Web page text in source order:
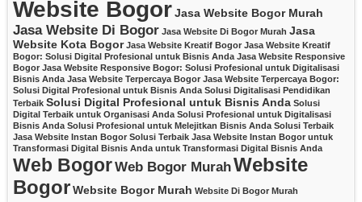
Website BogorJasa Website Bogor Murah
Jasa Website Di Bogor Jasa Website Di Bogor Murah Jasa
Website Kota Bogor Jasa Website Kreatif Bogor Jasa Website Kreatif
Bogor: Solusi Digital Profesional untuk Bisnis Anda Jasa Website Responsive
Bogor Jasa Website Responsive Bogor: Solusi Profesional untuk Digitalisasi
Bisnis Anda Jasa Website Terpercaya Bogor Jasa Website Terpercaya Bogor:
Solusi Digital Profesional untuk Bisnis Anda Solusi Digitalisasi Pendidikan
Terbaik Solusi Digital Profesional untuk Bisnis Anda Solusi
Digital Terbaik untuk Organisasi Anda Solusi Profesional untuk Digitalisasi
Bisnis Anda Solusi Profesional untuk Melejitkan Bisnis Anda Solusi Terbaik
Jasa Website Instan Bogor Solusi Terbaik Jasa Website Instan Bogor untuk
Transformasi Digital Bisnis Anda untuk Transformasi Digital Bisnis Anda
Web BogorWeb Bogor MurahWebsite
BogorWebsite Bogor Murah Website Di Bogor Murah